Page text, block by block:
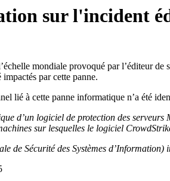
sur l'incident
mondiale provoqué par l’éditeur
impactés par cette panne.
lié à cette panne informatique n’a été
d’un logiciel de protection des
sur lesquelles le logiciel
de Sécurité des Systèmes